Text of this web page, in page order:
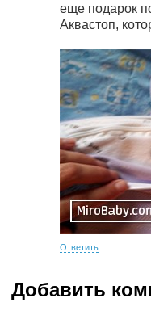
еще подарок
Аквастоп,
Ответить